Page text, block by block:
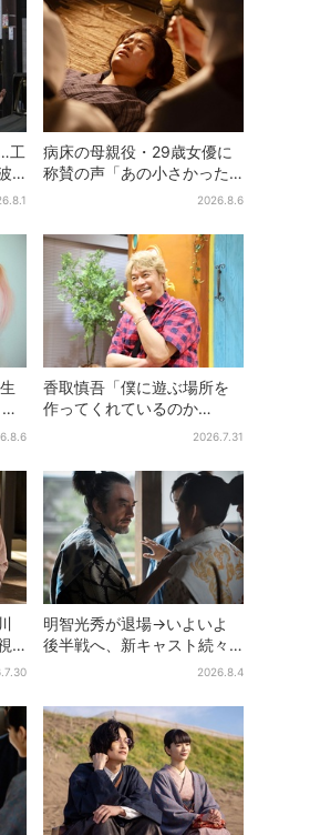
工
…
病床の母親役・29歳女優に
称賛の声「あの小さかった
加恋ちゃんが…」朝ドラ視聴
2026.8.6
香取慎吾「僕に遊ぶ場所を
作ってくれているのか
も」、異色バラエティ『し
レビの“パンク精神”
2026.7.31
明智光秀が退場→いよいよ
後半戦へ、新キャスト続々…
「豊臣兄弟！」振り返り＆
2026.8.4